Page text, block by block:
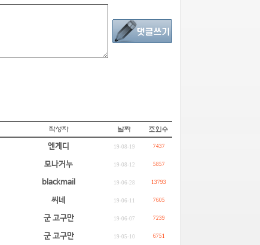
엔게디 19-08-19 7437
모나거누 19-08-12 5857
blackmail 19-06-28 13793
씨네 19-06-11 7605
군 고구만 19-06-07 7239
군 고구만 19-05-10 6751